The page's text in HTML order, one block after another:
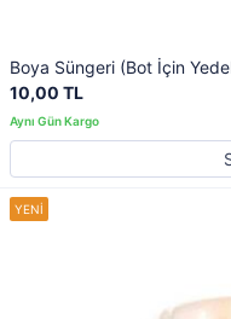
Boya Süngeri (Bot İçin
10,00 TL